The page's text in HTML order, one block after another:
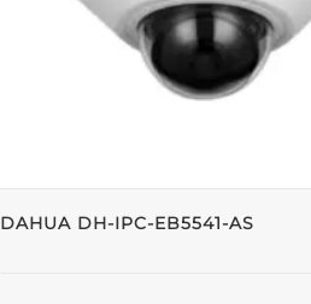
DAHUA DH-IPC-EB5541-AS